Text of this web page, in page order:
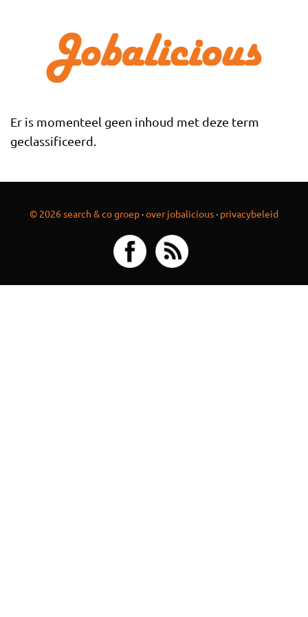
Er is momenteel geen inhoud met deze term
geclassificeerd.
© 2026 search & co groep ·over jobalicious · privacybeleid